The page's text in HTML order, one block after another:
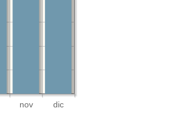
nov dic